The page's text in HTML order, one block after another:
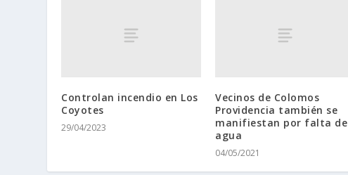
Controlan incendio en Los
Coyotes
29/04/2023
Vecinos de Colomos
Providencia también se
manifiestan por falta de
agua
04/05/2021